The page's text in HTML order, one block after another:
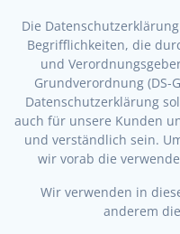
Die
Begrifflichkeiten, die
und
Grundverordnung (DS-
Datenschutzerklärung
auch für unsere Kunden
und verständlich sein.
wir vorab die
Wir verwenden in
anderem